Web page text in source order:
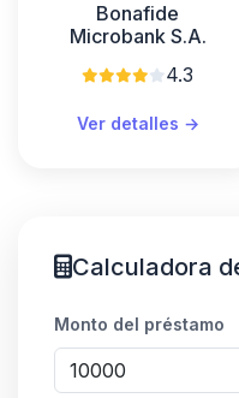
Bonafide
Microbank S.A.
4.3
Ver detalles →
Calculadora
Monto del préstamo